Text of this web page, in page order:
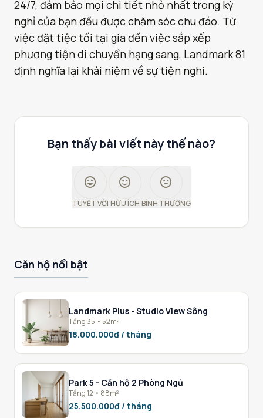
24/7, đảm bảo mọi chi tiết nhỏ nhất trong kỳ
nghỉ của bạn đều được chăm sóc chu đáo. Từ
việc đặt tiệc tối tại gia đến việc sắp xếp
phương tiện di chuyển hạng sang, Landmark 81
định nghĩa lại khái niệm về sự tiện nghi.
Bạn thấy bài viết này thế nào?
sentiment_very_satisfied
TUYỆT VỜI
sentiment_satisfied
HỮU ÍCH
sentiment_neutral
BÌNH THƯỜNG
Căn hộ nổi bật
Landmark Plus - Studio View Sông
Tầng 35 • 52m²
18.000.000đ / tháng
Park 5 - Căn hộ 2 Phòng Ngủ
Tầng 12 • 88m²
25.500.000đ / tháng